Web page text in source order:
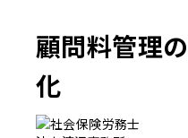
顧問料管理
化